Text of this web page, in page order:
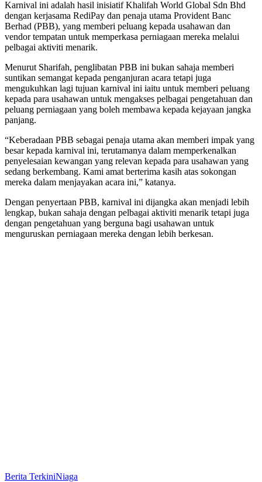
Karnival ini adalah hasil inisiatif Khalifah World Global Sdn Bhd
dengan kerjasama RediPay dan penaja utama Provident Banc
Berhad (PBB), yang memberi peluang kepada usahawan dan
vendor tempatan untuk memperkasa perniagaan mereka melalui
pelbagai aktiviti menarik.
Menurut Sharifah, penglibatan PBB ini bukan sahaja memberi
suntikan semangat kepada penganjuran acara tetapi juga
mengukuhkan lagi tujuan karnival ini iaitu untuk memberi peluang
kepada para usahawan untuk mengakses pelbagai pengetahuan dan
peluang perniagaan yang boleh membawa kepada kejayaan jangka
panjang.
“Keberadaan PBB sebagai penaja utama akan memberi impak yang
besar kepada karnival ini, terutamanya dalam memperkenalkan
penyelesaian kewangan yang relevan kepada para usahawan yang
sedang berkembang. Kami amat berterima kasih atas sokongan
mereka dalam menjayakan acara ini,” katanya.
Dengan penyertaan PBB, karnival ini dijangka akan menjadi lebih
lengkap, bukan sahaja dengan pelbagai aktiviti menarik tetapi juga
dengan pengetahuan yang berguna bagi usahawan untuk
menguruskan perniagaan mereka dengan lebih berkesan.
Berita TerkiniNiaga